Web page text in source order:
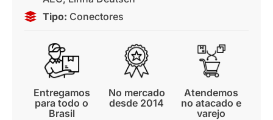
Tipo: Conectores
Entregamos
para todo o
Brasil
No mercado
desde 2014
Atendemos
no atacado e
varejo